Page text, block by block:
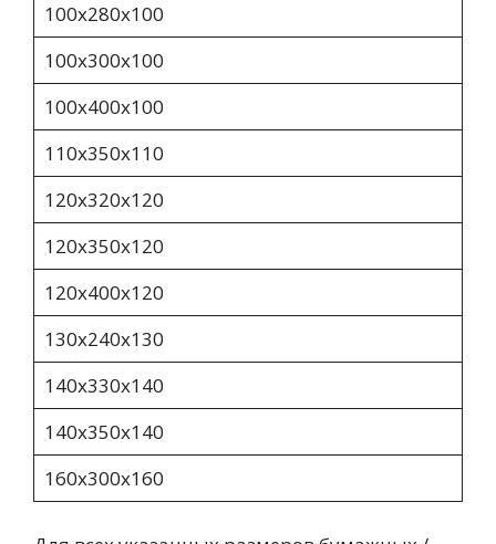
100х280х100
100х300х100
100х400х100
110х350х110
120х320х120
120х350х120
120х400х120
130х240х130
140х330х140
140х350х140
160х300х160